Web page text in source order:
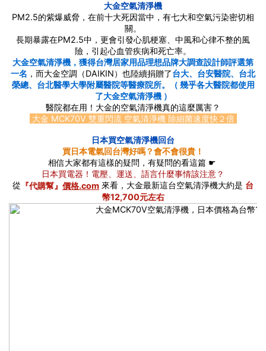
大金空氣清淨機
PM2.5的紫爆威脅，在前十大死因當中，有七大和空氣污染密切相
關。
長期暴露在PM2.5中，更會引發心肌梗塞、中風和心律不整的風
險，引起心血管疾病和死亡率。
大金空氣清淨機，獲得台灣居家用品理想品牌大調查設計師評選第
一名 ，而大金空調（DAIKIN）也陸續捐贈了台大、台安醫院、台北
榮總、台北醫學大學附屬醫院等醫療院所。（ 幾乎各大醫院都使用
了大金空氣清淨機 ）
醫院都在用！大金的空氣清淨機真的這麼厲害？
大金 MCK70V 雙重閃流 空氣清淨機 除細菌速度快２倍
日本買空氣清淨機回台
買日本電氣回台灣好嗎？會不會很貴！
相信大家都有這樣的疑問，有疑問的看這篇 ☛
日本買電器！電壓、運送、語言什麼事情該注意？
從 『代購幫』 價格.com 來看，大金最新這台空氣清淨機大約是 台
幣12,700元左右